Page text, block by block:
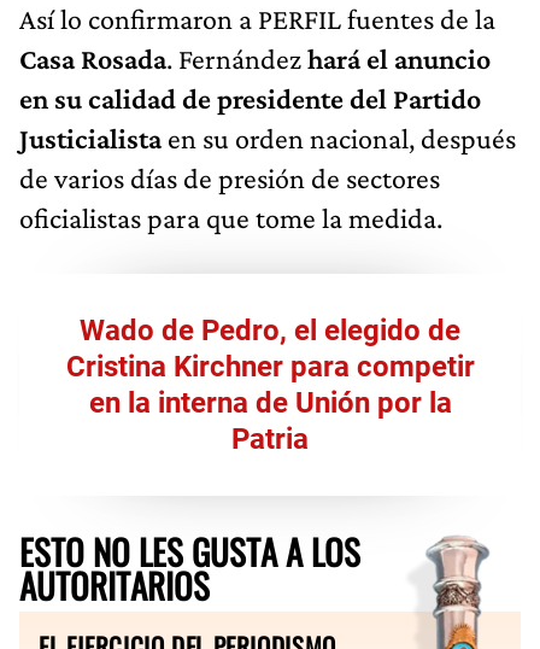
Así lo confirmaron a PERFIL fuentes de la
Casa Rosada. Fernándezhará el anuncio
en su calidad de presidente del Partido
Justicialistaen su orden nacional, después
de varios días de presión de sectores
oficialistas para que tome la medida.
Wado de Pedro, el elegido de
Cristina Kirchner para competir
en la interna de Unión por la
Patria
ESTO NO LES GUSTA A LOS
AUTORITARIOS